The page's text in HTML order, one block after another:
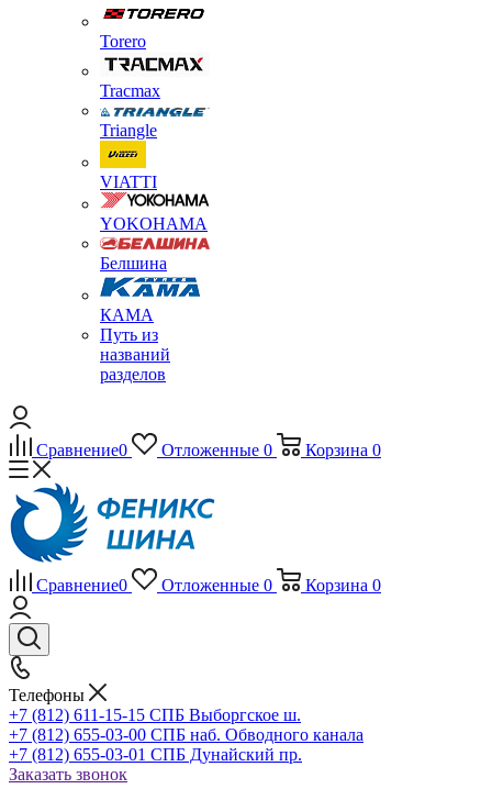
Torero
Tracmax
Triangle
VIATTI
YOKOHAMA
Белшина
КАМА
Путь из
названий
разделов
Сравнение0 Отложенные 0 Корзина 0
Сравнение0 Отложенные 0 Корзина 0
Телефоны
+7 (812) 611-15-15 СПБ Выборгское ш.
+7 (812) 655-03-00 СПБ наб. Обводного канала
+7 (812) 655-03-01 СПБ Дунайский пр.
Заказать звонок